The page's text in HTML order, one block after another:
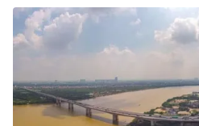
Theo dõi báo trên